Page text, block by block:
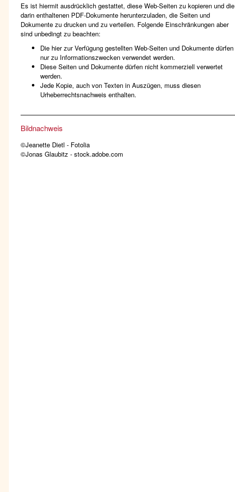
Es ist hiermit ausdrücklich gestattet, diese Web-Seiten zu kopieren und die
darin enthaltenen PDF-Dokumente herunterzuladen, die Seiten und
Dokumente zu drucken und zu verteilen. Folgende Einschränkungen aber
sind unbedingt zu beachten:
Die hier zur Verfügung gestellten Web-Seiten und Dokumente dürfen
nur zu Informationszwecken verwendet werden.
Diese Seiten und Dokumente dürfen nicht kommerziell verwertet
werden.
Jede Kopie, auch von Texten in Auszügen, muss diesen
Urheberrechtsnachweis enthalten.
Bildnachweis
©Jeanette Dietl - Fotolia
©Jonas Glaubitz - stock.adobe.com